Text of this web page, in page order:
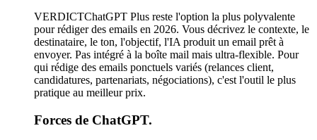
VERDICTChatGPT Plus reste l'option la plus polyvalente
pour rédiger des emails en 2026. Vous décrivez le contexte, le
destinataire, le ton, l'objectif, l'IA produit un email prêt à
envoyer. Pas intégré à la boîte mail mais ultra-flexible. Pour
qui rédige des emails ponctuels variés (relances client,
candidatures, partenariats, négociations), c'est l'outil le plus
pratique au meilleur prix.
Forces de ChatGPT.